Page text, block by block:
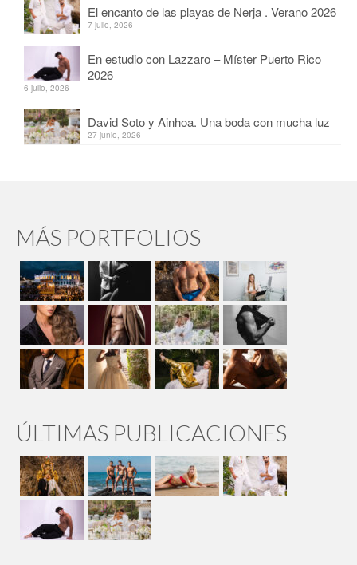
El encanto de las playas de Nerja . Verano 2026
7 julio, 2026
En estudio con Lazzaro – Míster Puerto Rico
2026
6 julio, 2026
David Soto y Ainhoa. Una boda con mucha luz
27 junio, 2026
MÁS PORTFOLIOS
ÚLTIMAS PUBLICACIONES